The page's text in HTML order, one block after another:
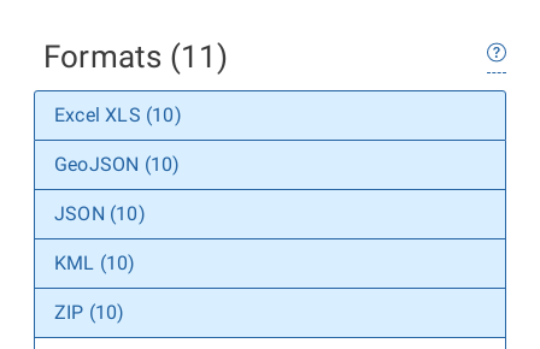
Formats (11)
Excel XLS (10)
GeoJSON (10)
JSON (10)
KML (10)
ZIP (10)